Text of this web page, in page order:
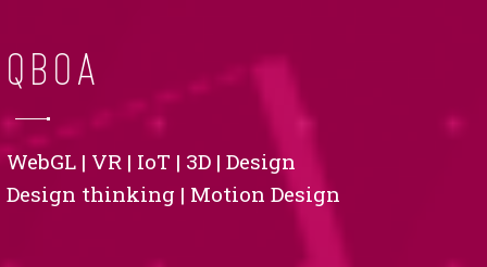
QBOA
WebGL | VR | IoT | 3D | Design
Design thinking | Motion Design
QBOA
WebGL | VR | IoT | 3D | Design
Design thinking | Motion Design